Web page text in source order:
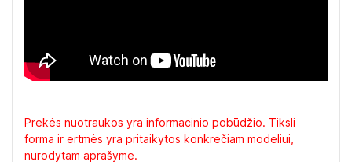
Prekės nuotraukos yra informacinio pobūdžio. Tiksli
forma ir ertmės yra pritaikytos konkrečiam modeliui,
nurodytam aprašyme.